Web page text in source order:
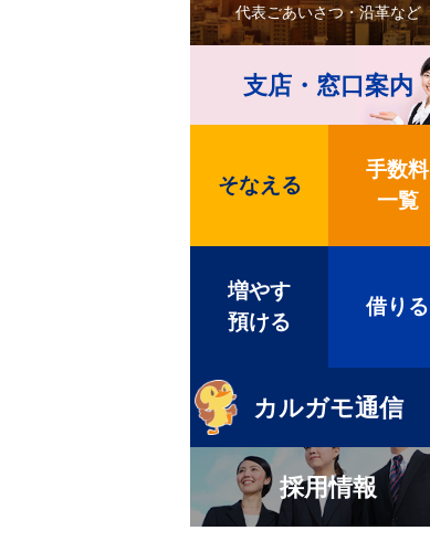
代表ごあいさつ・沿革など
支店・窓口案内
そなえる
手数料
一覧
増やす
預ける
借りる
カルガモ通信
採用情報